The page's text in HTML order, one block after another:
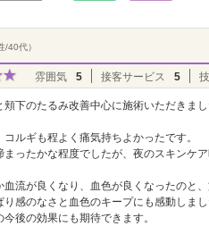
/40代）
雰囲気 5 接客サービス 5
下のたるみ改善中心に施術いただきま
コルギも程よく痛気持ちよかったです。
まったかな程度でしたが、夜のスキンケ
血流が良くなり、血色が良くなったのと
り感のなさと血色のキープにも感動しまし
今後の効果にも期待できます。